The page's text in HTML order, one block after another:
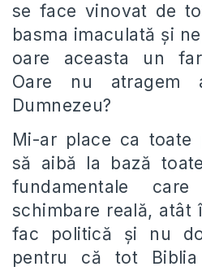
se face vinovat de
basma imaculată și
oare aceasta un
Oare nu atragem
Dumnezeu?
Mi-ar place ca toate
să aibă la bază
fundamentale
schimbare reală, atât
fac politică și nu
pentru că tot